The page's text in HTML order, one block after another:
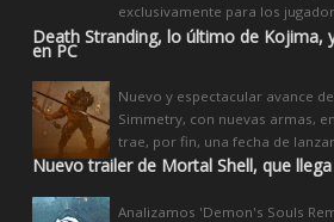
Death Stranding, lo último de Kojima,
en PC
exclusivamente para los
Nuevo trailer de Mortal Shell, que
Nuevo y espectacular avance
Simmetry, con nuevas armas,
trae, por fin, una fecha de
Analizamos 'Demon's Souls